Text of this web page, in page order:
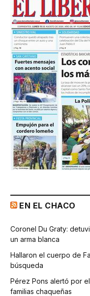
EN EL CHACO
Coronel Du Graty:
un arma blanca
Hallaron el cuerpo de
búsqueda
Pérez Pons alertó por
familias chaqueñas